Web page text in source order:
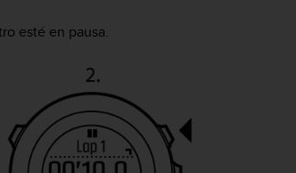
esté en pausa.